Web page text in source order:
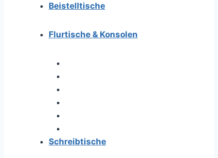
Beistelltische
Flurtische & Konsolen
Schreibtische